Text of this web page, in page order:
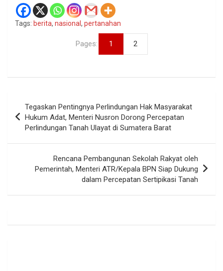
Tags: berita, nasional , pertanahan
Pages: 1 2
pos
Tegaskan Pentingnya Perlindungan Hak Masyarakat
Hukum Adat, Menteri Nusron Dorong Percepatan
Perlindungan Tanah Ulayat di Sumatera Barat
Rencana Pembangunan Sekolah Rakyat oleh
Pemerintah, Menteri ATR/Kepala BPN Siap Dukung
dalam Percepatan Sertipikasi Tanah